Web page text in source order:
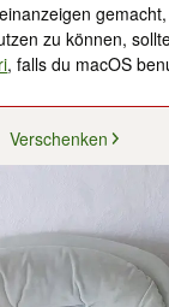
zu können,
, falls du macOS
Verschenken